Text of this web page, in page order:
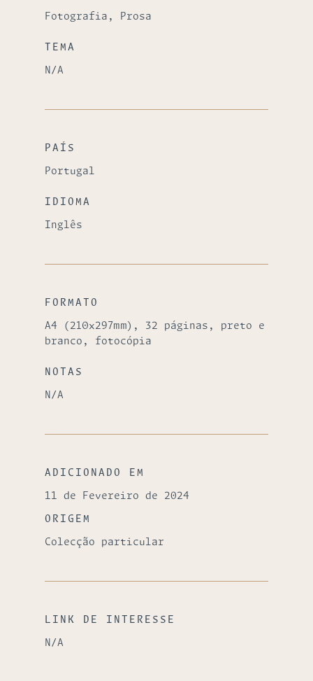
Fotografia, Prosa
TEMA
N/A
PAÍS
Portugal
IDIOMA
Inglês
FORMATO
A4 (210x297mm), 32 páginas, preto e
branco, fotocópia
NOTAS
N/A
ADICIONADO EM
11 de Fevereiro de 2024
ORIGEM
Colecção particular
LINK DE INTERESSE
N/A